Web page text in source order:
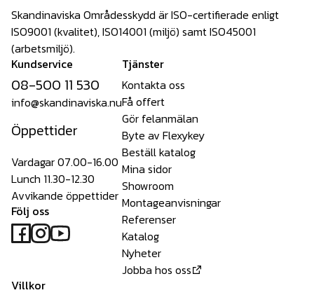
Skandinaviska Områdesskydd är ISO-certifierade enligt
ISO9001 (kvalitet), ISO14001 (miljö) samt ISO45001
(arbetsmiljö).
Kundservice
08-500 11 530
info@skandinaviska.nu
Öppettider
Vardagar 07.00-16.00
Lunch 11.30-12.30
Avvikande öppettider
Följ oss
Tjänster
Kontakta oss
Få offert
Gör felanmälan
Byte av Flexykey
Beställ katalog
Mina sidor
Showroom
Montageanvisningar
Referenser
Katalog
Nyheter
Jobba hos oss
Villkor